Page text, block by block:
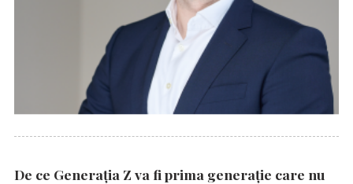
De ce Generația Z va fi prima generație care nu